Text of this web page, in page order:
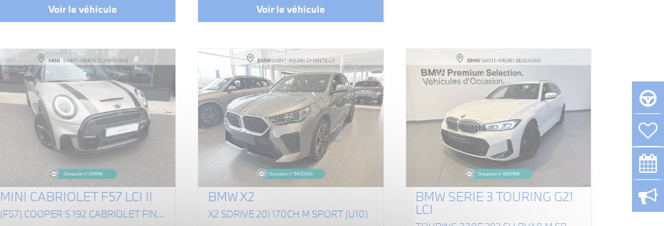
Voir le véhicule Voir le véhicule
MINI CABRIOLET F57 LCI II
(F57) COOPER S 192 CABRIOLET FINITION JCW
BMW X2
X2 SDRIVE 20I 170CH M SPORT (U10)
BMW SERIE 3 TOURING G21
LCI